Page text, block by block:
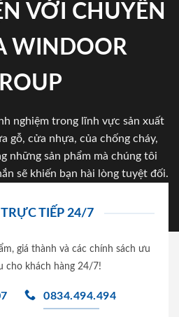
VỚI CHUYÊN
WINDOOR
nghiệm trong lĩnh vực sản xuất
gỗ, cửa nhựa, của chống cháy,
những sản phẩm mà chúng tôi
sẽ khiến bạn hài lòng tuyệt đối.
TIẾP 24/7
giá thành và các chính sách ưu
cho khách hàng 24/7!
0834.494.494